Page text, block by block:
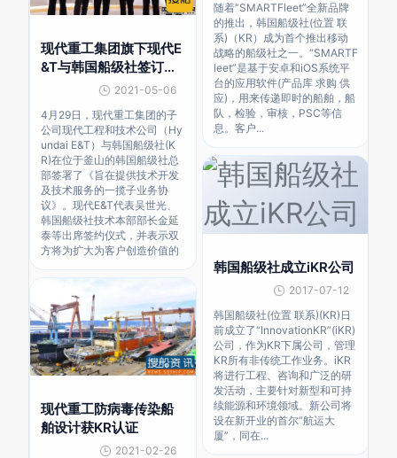
现代重工集团旗下现代E
&T与韩国船级社签订一
2021-05-06
4月29日，现代重工集团的子
公司现代工程和技术公司（Hy
undai E&T）与韩国船级社(K
R)在位于釜山的韩国船级社总
部签署了《旨在提供技术开发
及技术服务的一揽子业务协
议》。现代E&T代表吴世光、
韩国船级社技术本部部长金延
泰等出席签约仪式，并表示双
方将为扩大为客户创造价值的
现代重工防病毒传染船
舶设计获KR认证
2021-02-26
随着“SMARTFleet”全新品牌
的推出，韩国船级社(位置 联
系)（KR）成为首个推出移动
战略的船级社之一。“SMARTF
leet”是基于安卓和iOS系统平
台的应用软件(产品库 求购 供
应)，用来传递即时的船舶，船
队，检验，审核，PSC等信
息。客户...
韩国船级社成立iKR公司
2017-07-12
韩国船级社(位置 联系)(KR)日
前成立了“InnovationKR”(iKR)
公司，作为KR下属公司，管理
KR所有非传统工作业务。iKR
将进行工程、咨询和广泛的研
发活动，主要针对新型和可持
续能源和环境领域。新公司将
设在新开业的首尔“航运大
厦”，同在...